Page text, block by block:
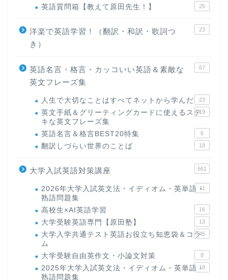
英語質問箱【教えて原田先生！】 25
洋楽で英語学習！（翻訳・和訳・歌詞つ
き）
23
英語名言・格言・カッコいい英語＆素敵な
英文フレーズ集
67
人生で大切なことはすべてネットから学んだ 23
英文手紙＆グリーティングカードに使えるステ
キな英文フレーズ集
19
英語名言＆格言BEST20特集 6
翻訳しづらい世界のことば 18
大学入試英語対策講座 661
2026年大学入試英文法・イディオム・英単語・
熟語問題集
11
高校生×AI英語学習 16
大学受験英語専門【原田塾】 13
大学入学共通テスト英語お役立ち知恵袋＆コラ
ム
45
大学受験自由英作文・小論文対策 8
2025年大学入試英文法・イディオム・英単語・
熟語問題集
18